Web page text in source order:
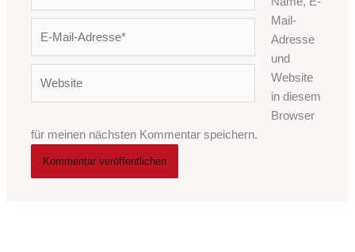
Adresse*
Mail-
Adresse
und
Website
in diesem
Browser
für meinen nächsten Kommentar speichern.